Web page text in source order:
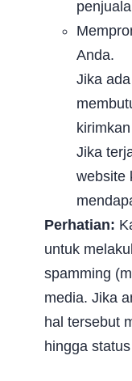
Anda.
Jika
Jika
website
Perhatian:
untuk
spamming
media. Jika
hal tersebut
hingga